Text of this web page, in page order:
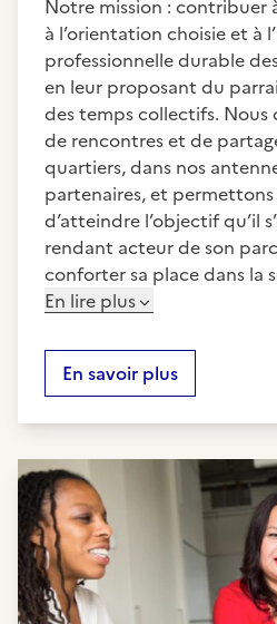
Notre mission : contribuer
à l’orientation choisie et à
professionnelle durable
en leur proposant du
des temps collectifs. Nous
de rencontres et de
quartiers, dans nos
partenaires, et
d’atteindre l’objectif qu’il
rendant acteur de son
conforter sa place dans la
En lire plus
En savoir plus